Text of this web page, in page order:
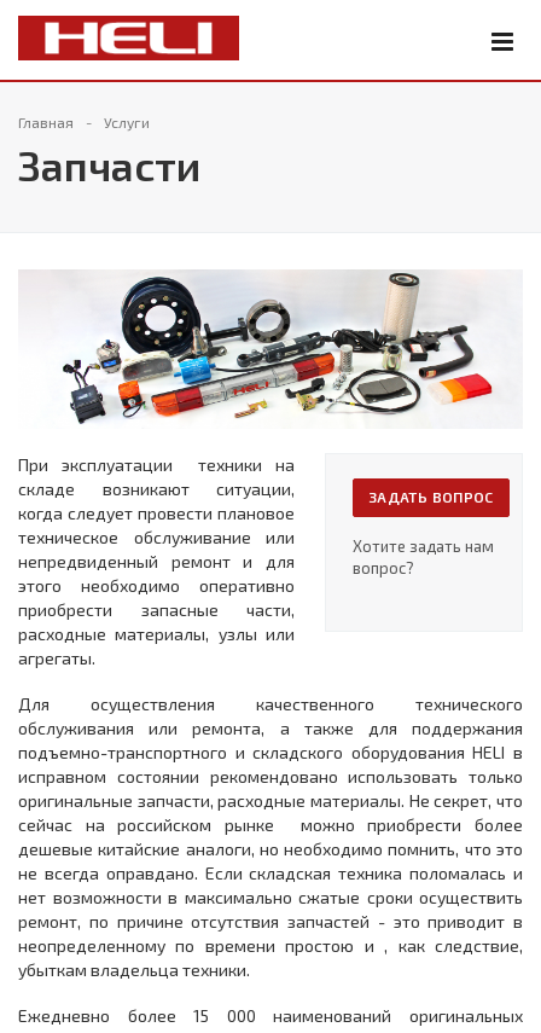
Главная Услуги
Запчасти
ЗАДАТЬ ВОПРОС
Хотите задать нам
вопрос?
При эксплуатации техники на
складе возникают ситуации,
когда следует провести плановое
техническое обслуживание или
непредвиденный ремонт и для
этого необходимо оперативно
приобрести запасные части,
расходные материалы, узлы или
агрегаты.
Для осуществления качественного технического
обслуживания или ремонта, а также для поддержания
подъемно-транспортного и складского оборудования HELI в
исправном состоянии рекомендовано использовать только
оригинальные запчасти, расходные материалы. Не секрет, что
сейчас на российском рынке можно приобрести более
дешевые китайские аналоги, но необходимо помнить, что это
не всегда оправдано. Если складская техника поломалась и
нет возможности в максимально сжатые сроки осуществить
ремонт, по причине отсутствия запчастей - это приводит в
неопределенному по времени простою и , как следствие,
убыткам владельца техники.
Ежедневно более 15 000 наименований оригинальных